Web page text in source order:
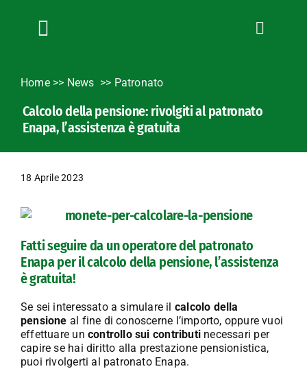
Toggle
News
L’Agricoltore cuneese
Fotogallery
Lavora con noi
Contatti
Home>> News Patronato
Calcolo della pensione: rivolgiti al patronato
Enapa, l’assistenza è gratuita
18 Aprile 2023
Fatti seguire da un operatore del patronato
Enapa per il calcolo della pensione, l’assistenza
è gratuita!
Se sei interessato a simulare il calcolo della
pensione al fine di conoscerne l’importo, oppure vuoi
effettuare un controllo sui contributinecessari per
capire se hai diritto alla prestazione pensionistica,
puoi rivolgerti al patronato Enapa.